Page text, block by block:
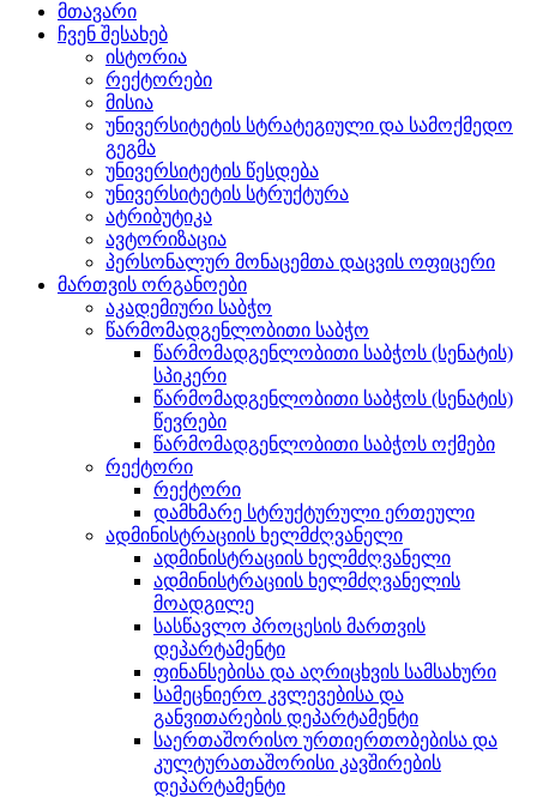
მთავარი
ჩვენ შესახებ
ისტორია
რექტორები
მისია
უნივერსიტეტის სტრატეგიული და სამოქმედო
გეგმა
უნივერსიტეტის წესდება
უნივერსიტეტის სტრუქტურა
ატრიბუტიკა
ავტორიზაცია
პერსონალურ მონაცემთა დაცვის ოფიცერი
მართვის ორგანოები
აკადემიური საბჭო
წარმომადგენლობითი საბჭო
წარმომადგენლობითი საბჭოს (სენატის)
სპიკერი
წარმომადგენლობითი საბჭოს (სენატის)
წევრები
წარმომადგენლობითი საბჭოს ოქმები
რექტორი
რექტორი
დამხმარე სტრუქტურული ერთეული
ადმინისტრაციის ხელმძღვანელი
ადმინისტრაციის ხელმძღვანელი
ადმინისტრაციის ხელმძღვანელის
მოადგილე
სასწავლო პროცესის მართვის
დეპარტამენტი
ფინანსებისა და აღრიცხვის სამსახური
სამეცნიერო კვლევებისა და
განვითარების დეპარტამენტი
საერთაშორისო ურთიერთობებისა და
კულტურათაშორისი კავშირების
დეპარტამენტი